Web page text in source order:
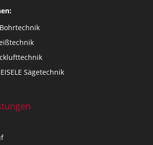
Sägetechnik